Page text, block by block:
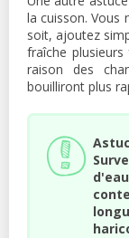
la cuisson. Vous
soit, ajoutez
fraîche
raison des
bouilliront plus